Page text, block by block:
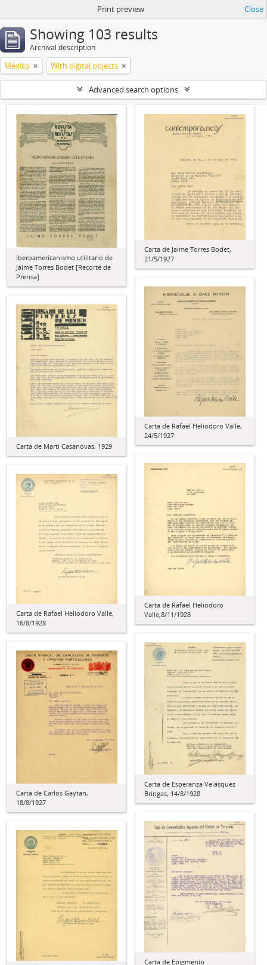
Print preview Close
Showing 103 results
Archival description
México With digital objects
Advanced search options
Iberoamericanismo utilitario de
Jaime Torres Bodet [Recorte de
Prensa]
Carta de Jaime Torres Bodet,
21/5/1927
Carta de Rafael Heliodoro Valle,
24/5/1927
Carta de Martí Casanovas, 1929
Carta de Rafael Heliodoro
Valle,8/11/1928
Carta de Rafael Heliodoro Valle,
16/8/1928
Carta de Esperanza Velásquez
Bringas, 14/8/1928
Carta de Carlos Gaytán,
18/8/1927
Carta de Epigmenio